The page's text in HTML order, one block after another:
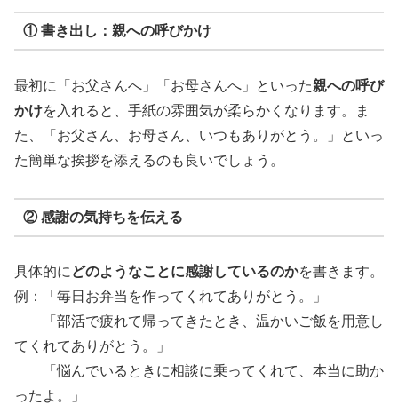
① 書き出し：親への呼びかけ
最初に「お父さんへ」「お母さんへ」といった親への呼び
かけを入れると、手紙の雰囲気が柔らかくなります。ま
た、「お父さん、お母さん、いつもありがとう。」といっ
た簡単な挨拶を添えるのも良いでしょう。
② 感謝の気持ちを伝える
具体的にどのようなことに感謝しているのかを書きます。
例：「毎日お弁当を作ってくれてありがとう。」
「部活で疲れて帰ってきたとき、温かいご飯を用意し
てくれてありがとう。」
「悩んでいるときに相談に乗ってくれて、本当に助か
ったよ。」